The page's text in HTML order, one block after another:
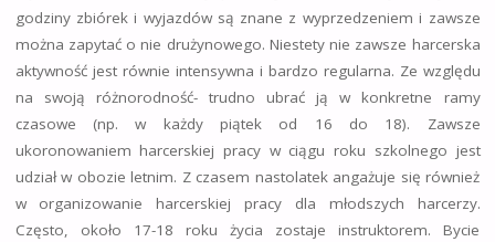
godziny zbiórek i wyjazdów są znane z wyprzedzeniem i zawsze
można zapytać o nie drużynowego. Niestety nie zawsze harcerska
aktywność jest równie intensywna i bardzo regularna. Ze względu
na swoją różnorodność- trudno ubrać ją w konkretne ramy
czasowe (np. w każdy piątek od 16 do 18). Zawsze
ukoronowaniem harcerskiej pracy w ciągu roku szkolnego jest
udział w obozie letnim. Z czasem nastolatek angażuje się również
w organizowanie harcerskiej pracy dla młodszych harcerzy.
Często, około 17-18 roku życia zostaje instruktorem. Bycie